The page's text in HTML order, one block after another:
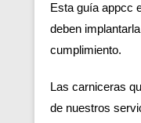
Esta guía appcc
deben
cumplimiento.
Las carniceras
de nuestros